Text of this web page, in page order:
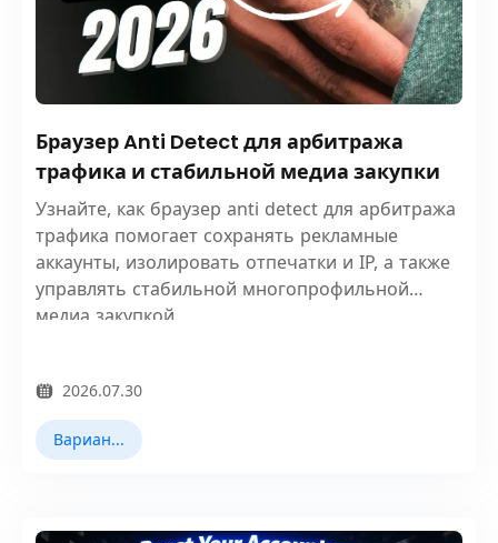
Браузер Anti Detect для арбитража
трафика и стабильной медиа закупки
Узнайте, как браузер anti detect для арбитража
трафика помогает сохранять рекламные
аккаунты, изолировать отпечатки и IP, а также
управлять стабильной многопрофильной
медиа закупкой.
2026.07.30
Варианты использования